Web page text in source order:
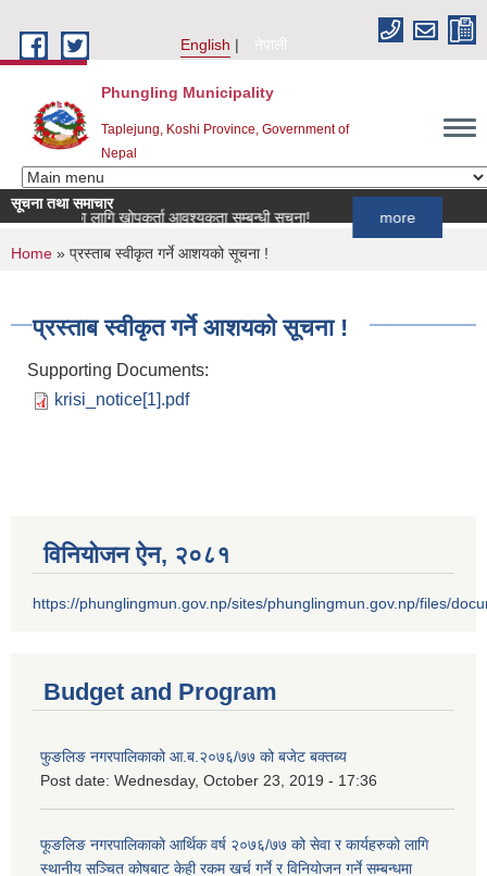
English
नेपाली
Phungling Municipality
Taplejung, Koshi Province, Government of
Nepal
सूचना तथा समाचार
लागि खोपकर्ता आवश्यकता सम्बन्धी सूचना!
You are here
Home » प्रस्ताब स्वीकृत गर्ने आशयको सूचना !
प्रस्ताब स्वीकृत गर्ने आशयको सूचना !
Supporting Documents:
krisi_notice[1].pdf
विनियोजन ऐन‚ २०८१
https://phunglingmun.gov.np/sites/phunglingmun.gov.np/files/
Budget and Program
फुङलिङ नगरपालिकाको आ.ब.२०७६/७७ को बजेट बक्तब्य
Post date: Wednesday, October 23, 2019 - 17:36
फूङलिङ नगरपालिकाको आर्थिक वर्ष २०७६/७७ को सेवा र कार्यहरुको लागि
स्थानीय सञ्चित कोषबाट केही रकम खर्च गर्ने र विनियोजन गर्ने सम्बन्धमा